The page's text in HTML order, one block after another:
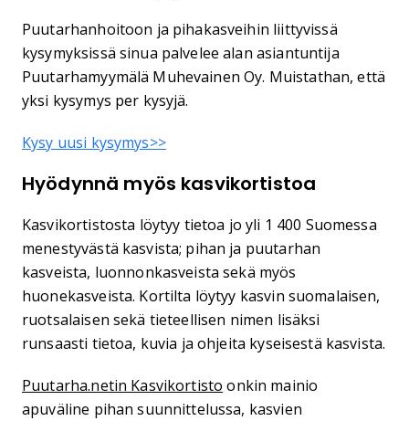
Puutarhanhoitoon ja pihakasveihin liittyvissä
kysymyksissä sinua palvelee alan asiantuntija
Puutarhamyymälä Muhevainen Oy. Muistathan, että
yksi kysymys per kysyjä.
Kysy uusi kysymys>>
Hyödynnä myös kasvikortistoa
Kasvikortistosta löytyy tietoa jo yli 1 400 Suomessa
menestyvästä kasvista; pihan ja puutarhan
kasveista, luonnonkasveista sekä myös
huonekasveista. Kortilta löytyy kasvin suomalaisen,
ruotsalaisen sekä tieteellisen nimen lisäksi
runsaasti tietoa, kuvia ja ohjeita kyseisestä kasvista.
Puutarha.netin Kasvikortisto onkin mainio
apuväline pihan suunnittelussa, kasvien